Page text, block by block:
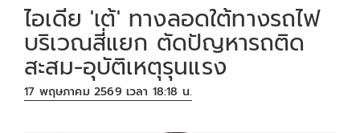
ไอเดีย 'เต้' ทางลอดใต้ทางรถไฟ
บริเวณสี่แยก ตัดปัญหารถติด
สะสม-อุบัติเหตุรุนแรง
17 พฤษภาคม 2569 เวลา 18:18 น.